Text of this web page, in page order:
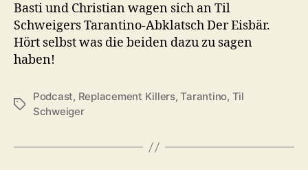
Basti und Christian wagen sich an Til
Schweigers Tarantino-Abklatsch Der Eisbär.
Hört selbst was die beiden dazu zu sagen
haben!
Schlagwörter
Podcast, Replacement Killers,Tarantino, Til
Schweiger